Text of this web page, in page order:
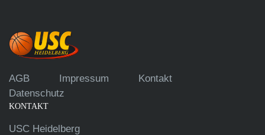
AGB Impressum
Kontakt
Datenschutz
KONTAKT
USC Heidelberg